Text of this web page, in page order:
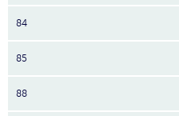
84
85
88